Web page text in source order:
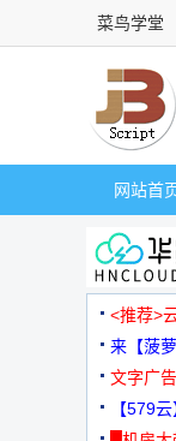
菜鸟学堂
网站首
<推荐>
来【菠
文字广
【579